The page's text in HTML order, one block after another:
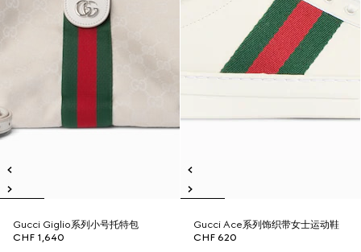
Gucci Giglio系列小号托特包
CHF 1,640
Gucci Ace系列饰织带女士运动鞋
CHF 620